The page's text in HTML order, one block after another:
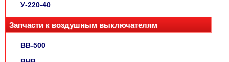
У-220-40
Запчасти к воздушным выключателям
ВВ-500